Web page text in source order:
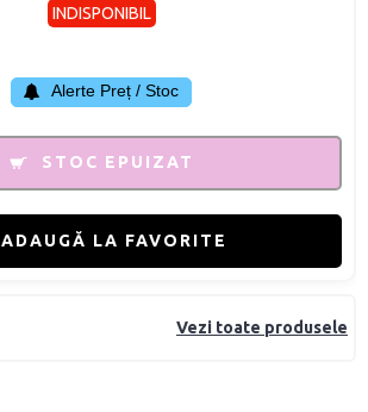
Vezi toate produsele
INDISPONIBIL
Alerte Preț / Stoc
STOC EPUIZAT
ADAUGĂ LA FAVORITE